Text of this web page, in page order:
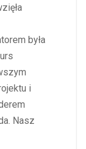
była
i
Nasz